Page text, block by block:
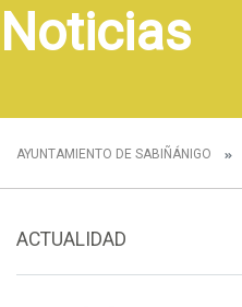
Noticias
AYUNTAMIENTO DE SABIÑÁNIGO
ACTUALIDAD